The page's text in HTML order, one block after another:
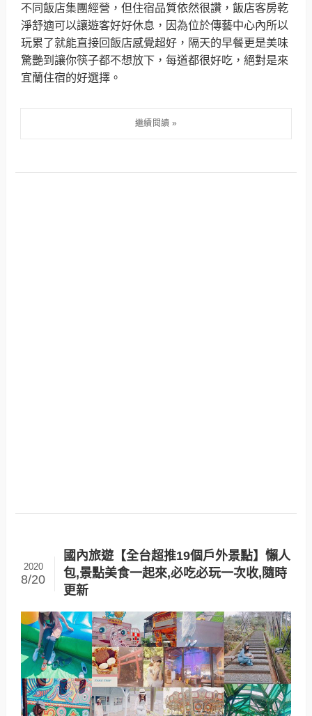
不同飯店集團經營，但住宿品質依然很讚，飯店客房乾
淨舒適可以讓遊客好好休息，因為位於傳藝中心內所以
玩累了就能直接回飯店感覺超好，隔天的早餐更是美味
驚艷到讓你筷子都不想放下，每道都很好吃，絕對是來
宜蘭住宿的好選擇。
國內旅遊【全台超推19個戶外景點】懶人
包,景點美食一起來,必吃必玩一次收,隨時
更新
2020
8/20